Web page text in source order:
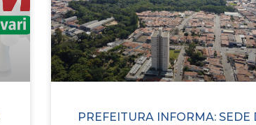
PREFEITURA INFORMA: SEDE